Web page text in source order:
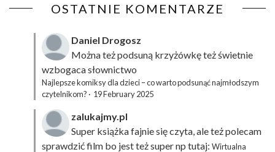
OSTATNIE KOMENTARZE
Daniel Drogosz
Można też podsuną krzyżówkęteż świetnie
wzbogaca słownictwo
Najlepsze komiksy dla dzieci – co warto podsunąć najmłodszym
czytelnikom? · 19 February 2025
zalukajmy.pl
Super książka fajnie się czyta, ale też polecam
sprawdzić film bo jest też super np tutaj: Wirtualna